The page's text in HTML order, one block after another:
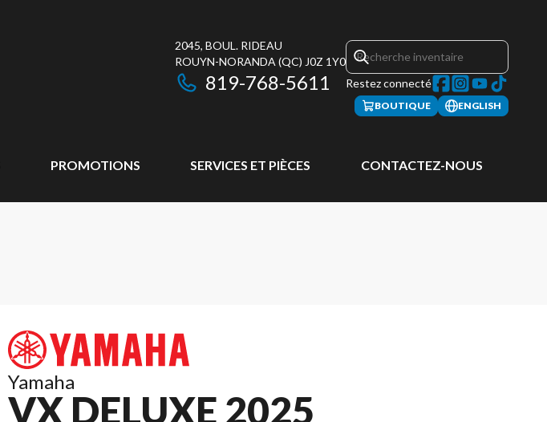
2045, BOUL. RIDEAU
ROUYN-NORANDA (QC) J0Z 1Y0
819-768-5611 Restez connecté
BOUTIQUE ENGLISH
PROMOTIONS SERVICES ET PIÈCES CONTACTEZ-NOUS
Yamaha
VX DELUXE 2025